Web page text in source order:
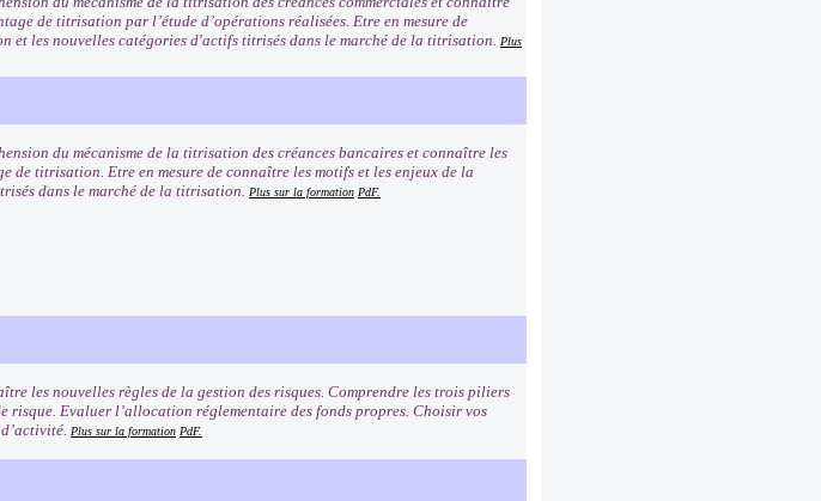
de titrisation par l’étude d’opérations réalisées. Etre en mesure de
et les nouvelles catégories d'actifs titrisés dans le marché de la titrisation. Plus
du mécanisme de la titrisation des créances bancaires et connaître les
titrisation. Etre en mesure de connaître les motifs et les enjeux de la
dans le marché de la titrisation. Plus sur la formation PdF.
les nouvelles règles de la gestion des risques. Comprendre les trois piliers
risque. Evaluer l’allocation réglementaire des fonds propres. Choisir vos
Plus sur la formation PdF.